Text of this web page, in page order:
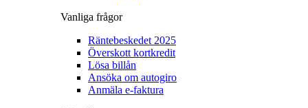
Vanliga frågor
Räntebeskedet 2025
Överskott kortkredit
Lösa billån
Ansöka om autogiro
Anmäla e-faktura